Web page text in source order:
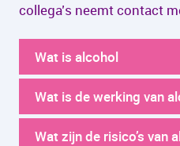
collega’s neemt contact
Wat is alcohol
Wat is de werking van
Wat zijn de risico’s van